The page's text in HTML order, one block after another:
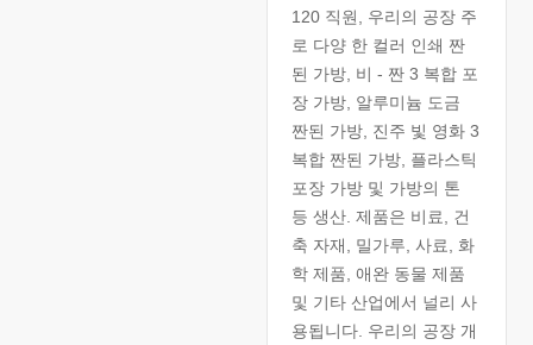
120 직원, 우리의 공장 주
로 다양 한 컬러 인쇄 짠
된 가방, 비 - 짠 3 복합 포
장 가방, 알루미늄 도금
짠된 가방, 진주 빛 영화 3
복합 짠된 가방, 플라스틱
포장 가방 및 가방의 톤
등 생산. 제품은 비료, 건
축 자재, 밀가루, 사료, 화
학 제품, 애완 동물 제품
및 기타 산업에서 널리 사
용됩니다. 우리의 공장 개